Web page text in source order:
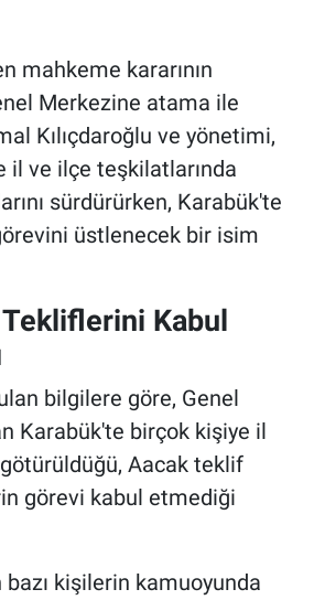
mahkeme kararının
Merkezine atama ile
Kılıçdaroğlu ve yönetimi,
il ve ilçe teşkilatlarında
sürdürürken, Karabük'te
üstlenecek bir isim
Tekliflerini Kabul
bilgilere göre, Genel
Karabük'te birçok kişiye il
Aacak teklif
görevi kabul etmediği
bazı kişilerin kamuoyunda